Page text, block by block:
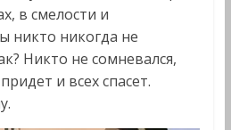
в смелости и
никто никогда не
Никто не сомневался,
и всех спасет.